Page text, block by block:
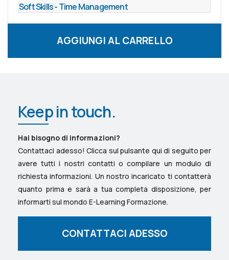
Soft Skills - Time Management
AGGIUNGI AL CARRELLO
Keep in touch.
Hai bisogno di informazioni?
Contattaci adesso! Clicca sul pulsante qui di seguito per
avere tutti i nostri contatti o compilare un modulo di
richiesta informazioni. Un nostro incaricato ti contatterà
quanto prima e sarà a tua completa disposizione, per
informarti sul mondo E-Learning Formazione.
CONTATTACI ADESSO